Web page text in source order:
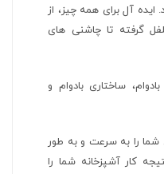
ایده آل برای همه چیز، از
گرفته تا چاشنی های
ساختاری بادوام و
شما را به سرعت و به طور
کار آشپزخانه شما را